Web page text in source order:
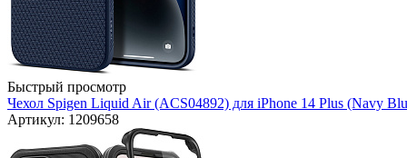
Быстрый просмотр
Чехол Spigen Liquid Air (ACS04892) для iPhone 14 Plus (Navy
Артикул: 1209658